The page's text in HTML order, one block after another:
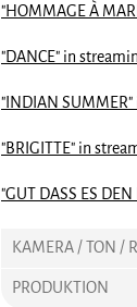
"HOMMAGE À
"DANCE" in
"INDIAN
"BRIGITTE" in
"GUT DASS ES
KAMERA / TON /
PRODUKTION